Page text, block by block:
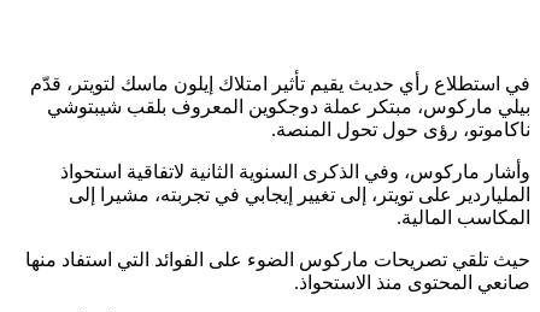
في استطلاع رأي حديث يقيم تأثير امتلاك إيلون ماسك لتويتر، قدّم
بيلي ماركوس، مبتكر عملة دوجكوين المعروف بلقب شيبتوشي
ناكاموتو، رؤى حول تحول المنصة.
وأشار ماركوس، وفي الذكرى السنوية الثانية لاتفاقية استحواذ
الملياردير على تويتر، إلى تغيير إيجابي في تجربته، مشيرا إلى
المكاسب المالية.
حيث تلقي تصريحات ماركوس الضوء على الفوائد التي استفاد منها
صانعي المحتوى منذ الاستحواذ.